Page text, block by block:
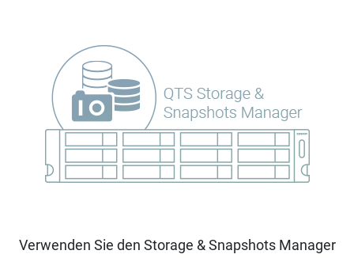
Verwenden Sie den Storage & Snapshots Manager